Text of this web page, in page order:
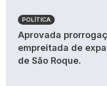
POLÍTICA
Aprovada
empreitada de
de São Roque.